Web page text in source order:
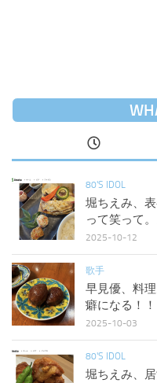
80'S IDOL
堀ちえみ、
って笑って。
2025-10-12
歌手
早見優、料
癖になる！！
2025-10-03
80'S IDOL
堀ちえみ、